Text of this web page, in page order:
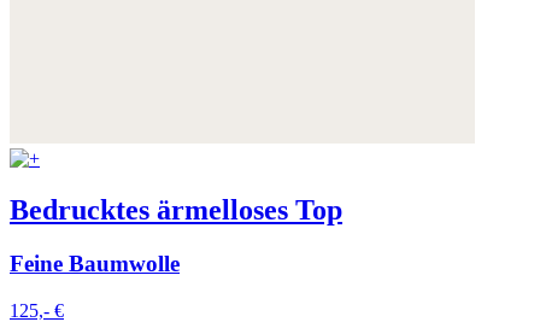
Bedrucktes ärmelloses Top
Feine Baumwolle
125,- €